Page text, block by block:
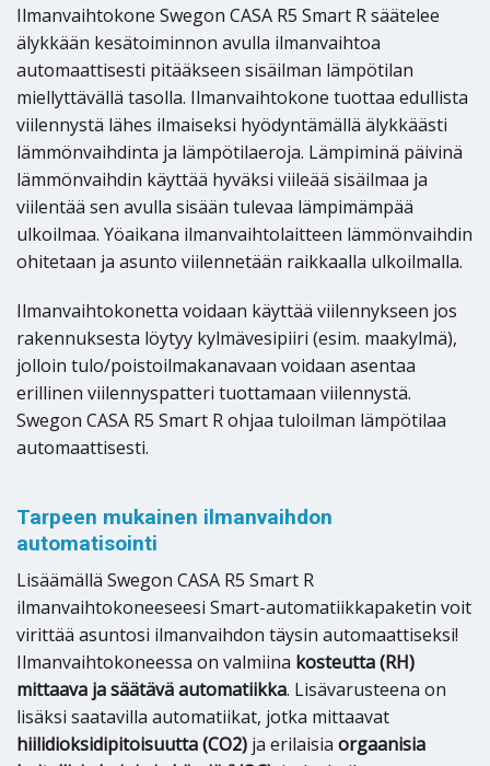
Ilmanvaihtokone Swegon CASA R5 Smart R säätelee
älykkään kesätoiminnon avulla ilmanvaihtoa
automaattisesti pitääkseen sisäilman lämpötilan
miellyttävällä tasolla. Ilmanvaihtokone tuottaa edullista
viilennystä lähes ilmaiseksi hyödyntämällä älykkäästi
lämmönvaihdinta ja lämpötilaeroja. Lämpiminä päivinä
lämmönvaihdin käyttää hyväksi viileää sisäilmaa ja
viilentää sen avulla sisään tulevaa lämpimämpää
ulkoilmaa. Yöaikana ilmanvaihtolaitteen lämmönvaihdin
ohitetaan ja asunto viilennetään raikkaalla ulkoilmalla.
Ilmanvaihtokonetta voidaan käyttää viilennykseen jos
rakennuksesta löytyy kylmävesipiiri (esim. maakylmä),
jolloin tulo/poistoilmakanavaan voidaan asentaa
erillinen viilennyspatteri tuottamaan viilennystä.
Swegon CASA R5 Smart R ohjaa tuloilman lämpötilaa
automaattisesti.
Tarpeen mukainen ilmanvaihdon
automatisointi
Lisäämällä Swegon CASA R5 Smart R
ilmanvaihtokoneeseesi Smart-automatiikkapaketin voit
virittää asuntosi ilmanvaihdon täysin automaattiseksi!
Ilmanvaihtokoneessa on valmiina kosteutta (RH)
mittaava ja säätävä automatiikka. Lisävarusteena on
lisäksi saatavilla automatiikat, jotka mittaavat
hiilidioksidipitoisuutta (CO2) ja erilaisia orgaanisia